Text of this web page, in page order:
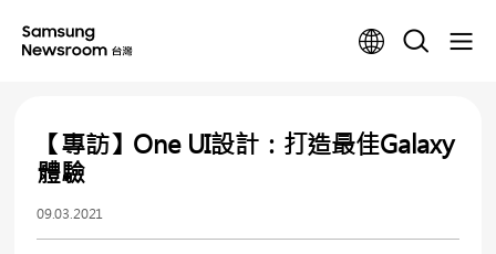
【專訪】One UI設計：打造最佳Galaxy
體驗
09.03.2021